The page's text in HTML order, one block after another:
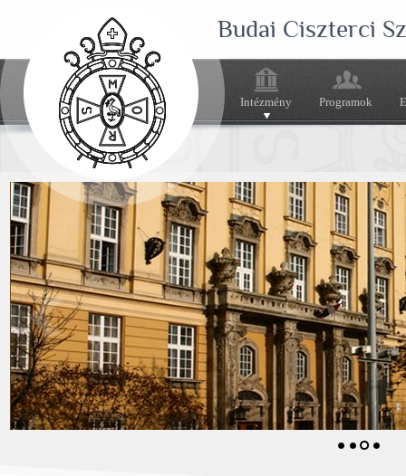
Budai Ciszterci
Intézmény Programok